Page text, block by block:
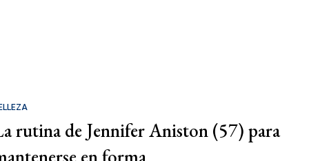
rutina de Jennifer Aniston (57) para